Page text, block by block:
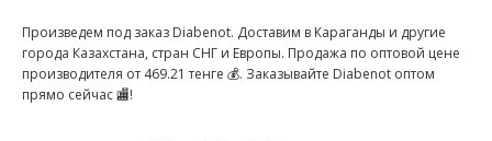
Произведем под заказ Diabenot. Доставим в Караганды и другие
города Казахстана, стран СНГ и Европы. Продажа по оптовой цене
производителя от 469.21 тенге 💰. Заказывайте Diabenot оптом
прямо сейчас 🏬!